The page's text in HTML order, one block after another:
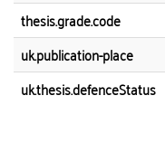
thesis.grade.code
uk.publication-place
uk.thesis.defenceStatus